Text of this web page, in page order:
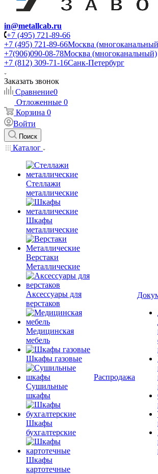
in@metallcab.ru
+7 (495) 721-89-66
+7 (495) 721-89-66Москва
+7(906)090-08-78Москва (многоканальный)
+7 (812) 309-71-16Санк-Петербург
Заказать звонок
Сравнение0
Отложенные 0
Корзина 0
Войти
Поиск
Каталог
Стеллажи
металлические
Шкафы
металлические
Верстаки
Металлические
Аксессуары для
верстаков
Медицинская
мебель
Шкафы газовые
Сушильные
шкафы
Шкафы
бухгалтерские
Шкафы
картотечные
Распродажа